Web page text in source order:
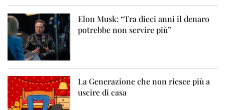
Elon Musk: “Tra dieci anni il denaro
potrebbe non servire più”
La Generazione che non riesce più a
uscire di casa